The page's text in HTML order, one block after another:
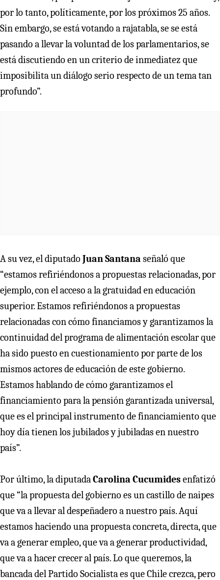
por lo tanto, políticamente, por los próximos 25 años.
Sin embargo, se está votando a rajatabla, se se está
pasando a llevar la voluntad de los parlamentarios, se
está discutiendo en un criterio de inmediatez que
imposibilita un diálogo serio respecto de un tema tan
profundo”.
A su vez, el diputado Juan Santana señaló que
“estamos refiriéndonos a propuestas relacionadas, por
ejemplo, con el acceso a la gratuidad en educación
superior. Estamos refiriéndonos a propuestas
relacionadas con cómo financiamos y garantizamos la
continuidad del programa de alimentación escolar que
ha sido puesto en cuestionamiento por parte de los
mismos actores de educación de este gobierno.
Estamos hablando de cómo garantizamos el
financiamiento para la pensión garantizada universal,
que es el principal instrumento de financiamiento que
hoy día tienen los jubilados y jubiladas en nuestro
país”.
Por último, la diputadaCarolina Cucumidesenfatizó
que “la propuesta del gobierno es un castillo de naipes
que va a llevar al despeñadero a nuestro país. Aquí
estamos haciendo una propuesta concreta, directa, que
va a generar empleo, que va a generar productividad,
que va a hacer crecer al país. Lo que queremos, la
bancada del Partido Socialista es que Chile crezca, pero